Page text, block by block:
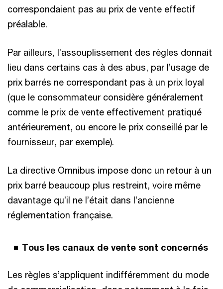
correspondaient pas au prix de vente effectif
préalable.
Par ailleurs, l’assouplissement des règles donnait
lieu dans certains cas à des abus, par l’usage de
prix barrés ne correspondant pas à un prix loyal
(que le consommateur considère généralement
comme le prix de vente effectivement pratiqué
antérieurement, ou encore le prix conseillé par le
fournisseur, par exemple).
La directive Omnibus impose donc un retour à un
prix barré beaucoup plus restreint, voire même
davantage qu’il ne l’était dans l’ancienne
réglementation française.
Tous les canaux de vente sont concernés
Les règles s’appliquent indifféremment du mode